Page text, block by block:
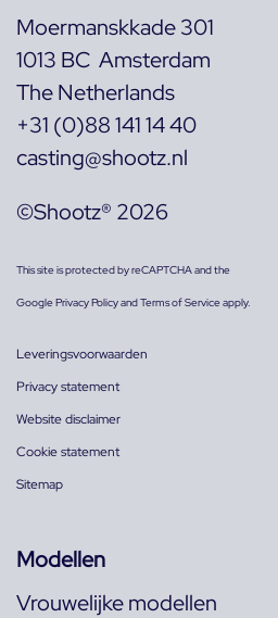
Moermanskkade 301
1013 BC Amsterdam
The Netherlands
+31 (0)88 141 14 40
casting@shootz.nl
©Shootz® 2026
This site is protected by reCAPTCHA and the
GooglePrivacy PolicyandTerms of Serviceapply.
Leveringsvoorwaarden
Privacy statement
Website disclaimer
Cookie statement
Sitemap
Modellen
Vrouwelijke modellen